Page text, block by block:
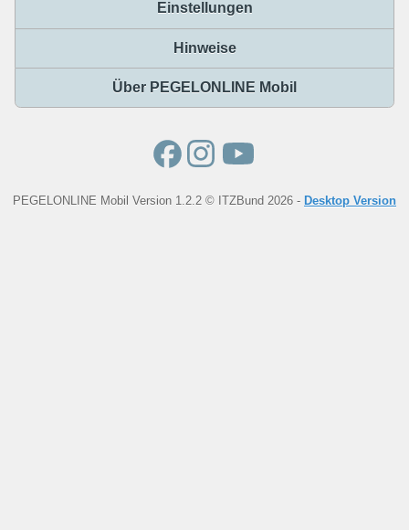
Einstellungen
Hinweise
Über PEGELONLINE Mobil
PEGELONLINE Mobil Version 1.2.2 © ITZBund 2026 - Desktop Version